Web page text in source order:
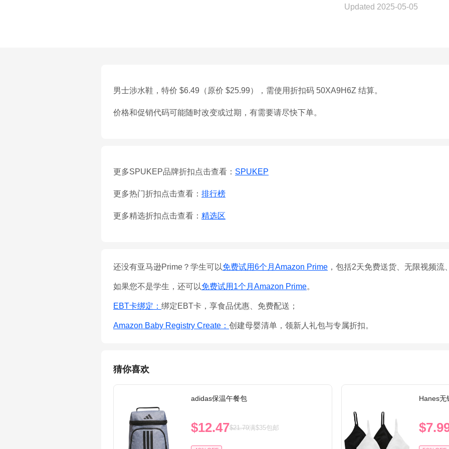
Updated 2025-05-05
男士涉水鞋，特价 $6.49（原价 $25.99），需使用折扣码 50XA9H6Z 结算。
价格和促销代码可能随时改变或过期，有需要请尽快下单。
更多SPUKEP品牌折扣点击查看： SPUKEP
更多热门折扣点击查看： 排行榜
更多精选折扣点击查看： 精选区
还没有亚马逊Prime？学生可以免费试用6个月Amazon Prime ，包括2天免费送货、无限视频流
如果您不是学生，还可以免费试用1个月Amazon Prime。
EBT卡绑定： 绑定EBT卡，享食品优惠、免费配送；
Amazon Baby Registry Create： 创建母婴清单，领新人礼包与专属折扣。
猜你喜欢
adidas保温午餐包
$12.47$21.79满$35包邮
Hanes无